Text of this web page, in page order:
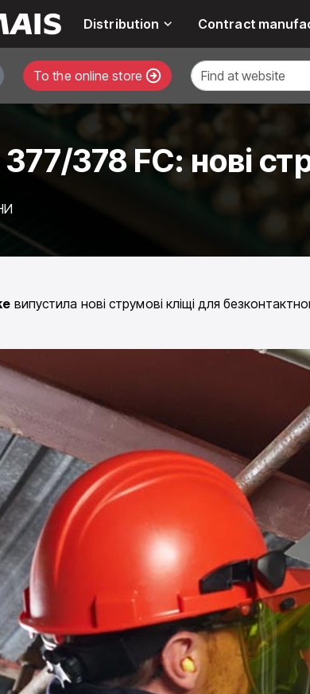
Distribution Contract
To the online store
378 FC: нові
випустила нові струмові кліщі для